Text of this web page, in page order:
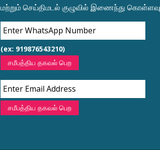
மற்றும் செய்திமடல் குழுவில் இணைந்து
(ex: 919876543210)
சமீபத்திய தகவல் பெற
சமீபத்திய தகவல் பெற